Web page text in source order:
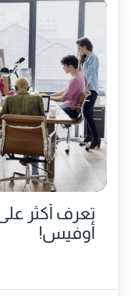
تعرف أكثر
أوفيس!